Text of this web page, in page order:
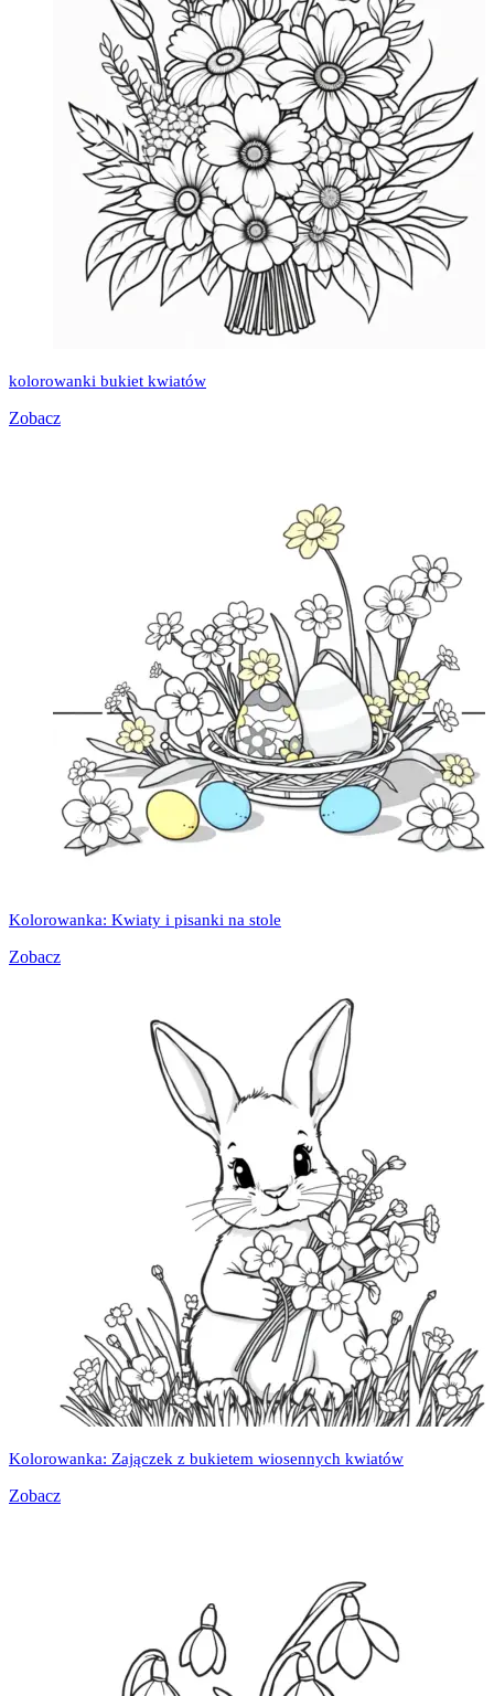
kolorowanki bukiet kwiatów
Zobacz
Kolorowanka: Kwiaty i pisanki na stole
Zobacz
Kolorowanka: Zajączek z bukietem wiosennych kwiatów
Zobacz